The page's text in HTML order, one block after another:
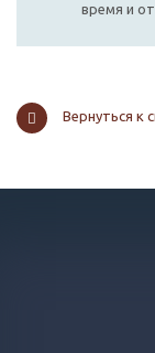
время и
Вернуться к